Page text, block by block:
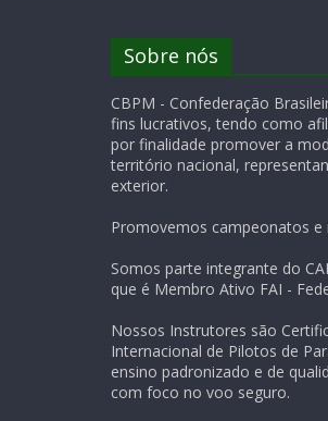
Sobre nós
CBPM - Confederação
fins lucrativos, tendo como
por finalidade promover a
território nacional,
exterior.
Promovemos campeonatos
Somos parte integrante do
que é Membro Ativo FAI -
Nossos Instrutores são
Internacional de Pilotos de
ensino padronizado e de
com foco no voo seguro.